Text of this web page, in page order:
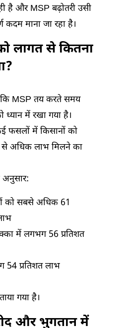
है और MSP बढ़ोतरी उसी
कदम माना जा रहा है।
लागत से कितना
MSP तय करते समय
ध्यान में रखा गया है।
फसलों में किसानों को
से अधिक लाभ मिलने का
अनुसार:
को सबसे अधिक 61
में लगभग 56 प्रतिशत
प्रतिशत लाभ
गया है।
और भुगतान में